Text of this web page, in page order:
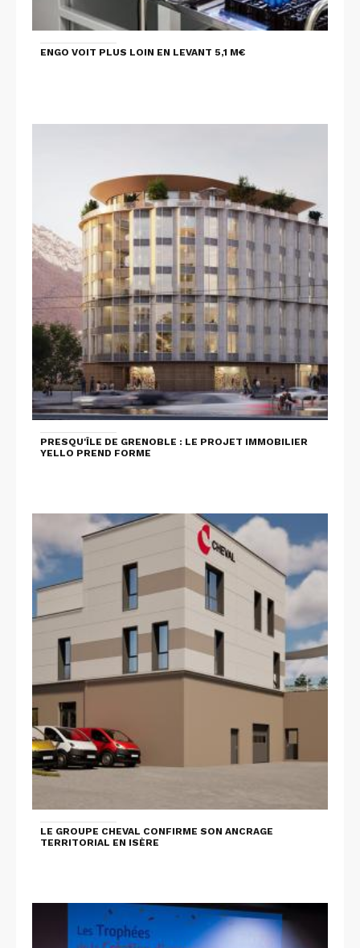
ENGO VOIT PLUS LOIN EN LEVANT 5,1 M€
PRESQU'ÎLE DE GRENOBLE : LE PROJET IMMOBILIER
YELLO PREND FORME
LE GROUPE CHEVAL CONFIRME SON ANCRAGE
TERRITORIAL EN ISÈRE